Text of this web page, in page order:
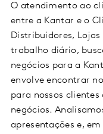
O atendimento ao
entre a Kantar e o
Distribuidores,
trabalho diário,
negócios para a
envolve encontrar
para nossos
negócios.
apresentações e,